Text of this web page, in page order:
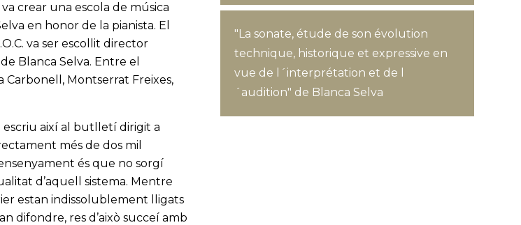
va crear una escola de música
en honor de la pianista. El
va ser escollit director
Blanca Selva. Entre el
Carbonell, Montserrat Freixes,
escriu així al butlletí dirigit a
més de dos mil
és que no sorgí
d’aquell sistema. Mentre
estan indissolublement lligats
difondre, res d’això succeí amb
"La sonate, étude de son évolution
technique, historique et expressive en
vue de l´interprétation et de l
´audition" de Blanca Selva